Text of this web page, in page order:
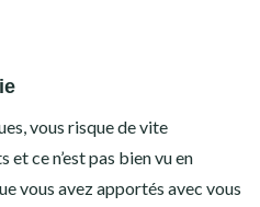
vous risque de vite
ce n’est pas bien vu en
vous avez apportés avec vous